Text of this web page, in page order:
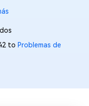
to Problemas de